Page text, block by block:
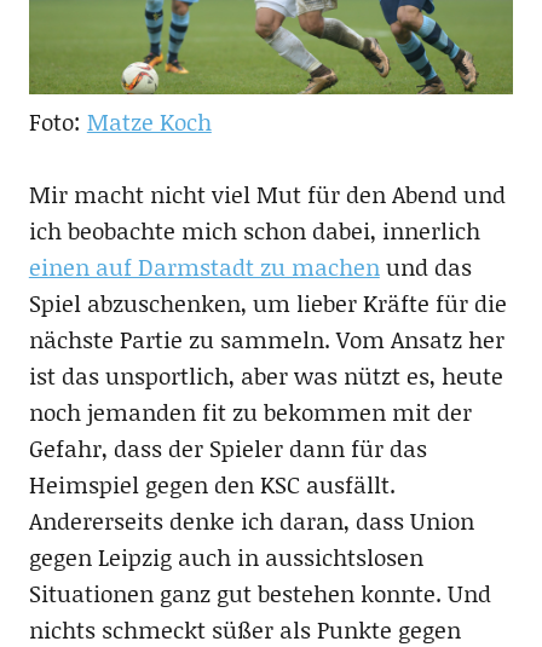
Foto: Matze Koch
Mir macht nicht viel Mut für den Abend und
ich beobachte mich schon dabei, innerlich
einen auf Darmstadt zu machenund das
Spiel abzuschenken, um lieber Kräfte für die
nächste Partie zu sammeln. Vom Ansatz her
ist das unsportlich, aber was nützt es, heute
noch jemanden fit zu bekommen mit der
Gefahr, dass der Spieler dann für das
Heimspiel gegen den KSC ausfällt.
Andererseits denke ich daran, dass Union
gegen Leipzig auch in aussichtslosen
Situationen ganz gut bestehen konnte. Und
nichts schmeckt süßer als Punkte gegen